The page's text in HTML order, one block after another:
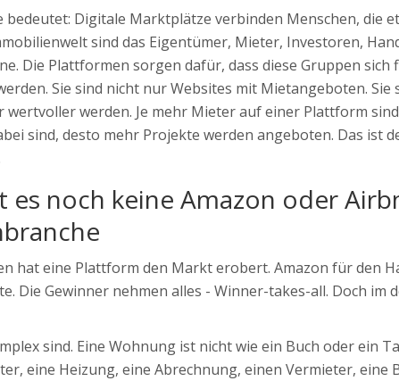
Digitale Marktplätze verbinden Menschen, die
sind das Eigentümer, Mieter, Investoren,
Die Plattformen sorgen dafür, dass diese Gruppen sich
Sie sind nicht nur Websites mit Mietangeboten. Sie
werden. Je mehr Mieter auf einer Plattform
sind, desto mehr Projekte werden angeboten. Das ist
es noch keine Amazon oder
hat eine Plattform den Markt erobert. Amazon für den
Die Gewinner nehmen alles - Winner-takes-all. Doch im
sind. Eine Wohnung ist nicht wie ein Buch oder ein
eine Heizung, eine Abrechnung, einen Vermieter, eine